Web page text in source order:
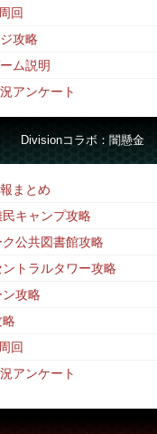
回
攻略
ム説明
アンケート
Divisionコラボ：闇懸金
まとめ
キャンプ攻略
公共図書館攻略
トラルタワー攻略
攻略
略
回
アンケート